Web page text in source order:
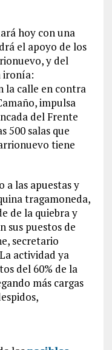
hoy con una
el apoyo de los
y del
ironía:
la calle en contra
impulsa
del Frente
500 salas que
tiene
las apuestas y
tragamoneda,
de la quiebra y
sus puestos de
secretario
actividad ya
del 60% de la
más cargas